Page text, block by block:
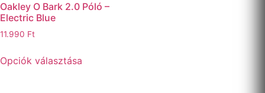
Oakley O Bark 2.0 Póló –
Electric Blue
11.990 Ft
Opciók választása